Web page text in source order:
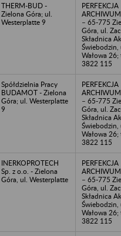
THERM-BUD -
Zielona Góra; ul.
Westerplatte 9
PERFEKCJA
ARCHIWUM
– 65-775
Góra, ul.
Składnica
Świebodzin,
Wałowa
3822 115
Spółdzielnia Pracy
BUDAMOT - Zielona
Góra; ul. Westerplatte
9
PERFEKCJA
ARCHIWUM
– 65-775
Góra, ul.
Składnica
Świebodzin,
Wałowa
3822 115
INERKOPROTECH
Sp. z o.o. - Zielona
Góra, ul. Westerplatte
PERFEKCJA
ARCHIWUM
– 65-775
Góra, ul.
Składnica
Świebodzin,
Wałowa
3822 115